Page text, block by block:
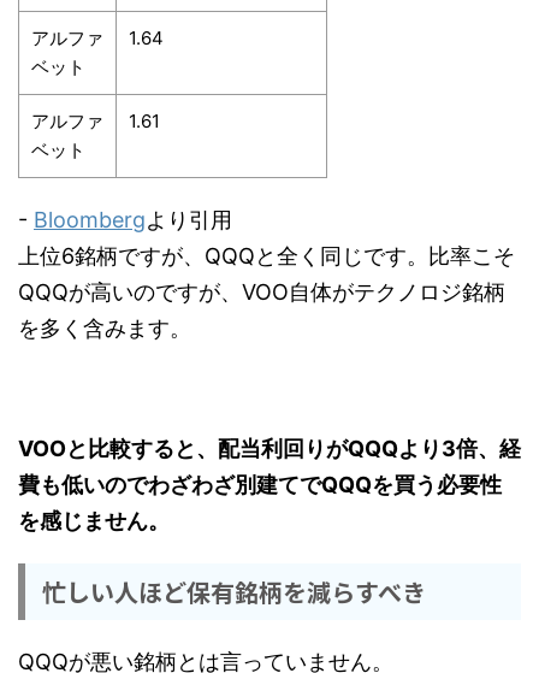
アルファ
ベット
1.64
アルファ
ベット
1.61
- Bloombergより引用
上位6銘柄ですが、QQQと全く同じです。比率こそ
QQQが高いのですが、VOO自体がテクノロジ銘柄
を多く含みます。
VOOと比較すると、配当利回りがQQQより3倍、経
費も低いのでわざわざ別建てでQQQを買う必要性
を感じません。
忙しい人ほど保有銘柄を減らすべき
QQQが悪い銘柄とは言っていません。